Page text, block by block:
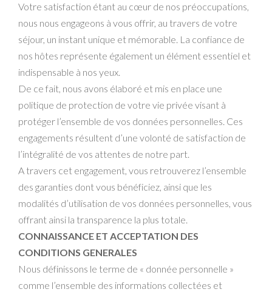
Votre satisfaction étant au cœur de nos préoccupations,
nous nous engageons à vous offrir, au travers de votre
séjour, un instant unique et mémorable. La confiance de
nos hôtes représente également un élément essentiel et
indispensable à nos yeux.
De ce fait, nous avons élaboré et mis en place une
politique de protection de votre vie privée visant à
protéger l’ensemble de vos données personnelles. Ces
engagements résultent d’une volonté de satisfaction de
l’intégralité de vos attentes de notre part.
A travers cet engagement, vous retrouverez l’ensemble
des garanties dont vous bénéficiez, ainsi que les
modalités d’utilisation de vos données personnelles, vous
offrant ainsi la transparence la plus totale.
CONNAISSANCE ET ACCEPTATION DES
CONDITIONS GENERALES
Nous définissons le terme de « donnée personnelle »
comme l’ensemble des informations collectées et